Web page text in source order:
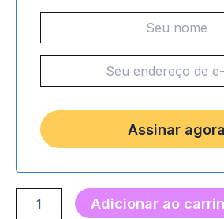
Adicionar ao